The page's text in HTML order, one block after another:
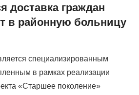
доставка граждан
в районную больницу
специализированным
в рамках реализации
«Старшее поколение»